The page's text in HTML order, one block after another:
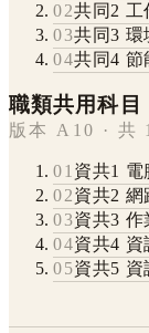
02共同2 工
03共同3 環
04共同4 節
職類共用科目
版本 A10 · 共
01 資共1 電
02資共2 網
03資共3 作
04資共4 資
05資共5 資